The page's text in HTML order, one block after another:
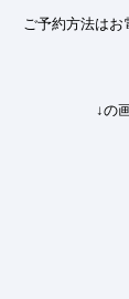
ご予約方法はお
↓の